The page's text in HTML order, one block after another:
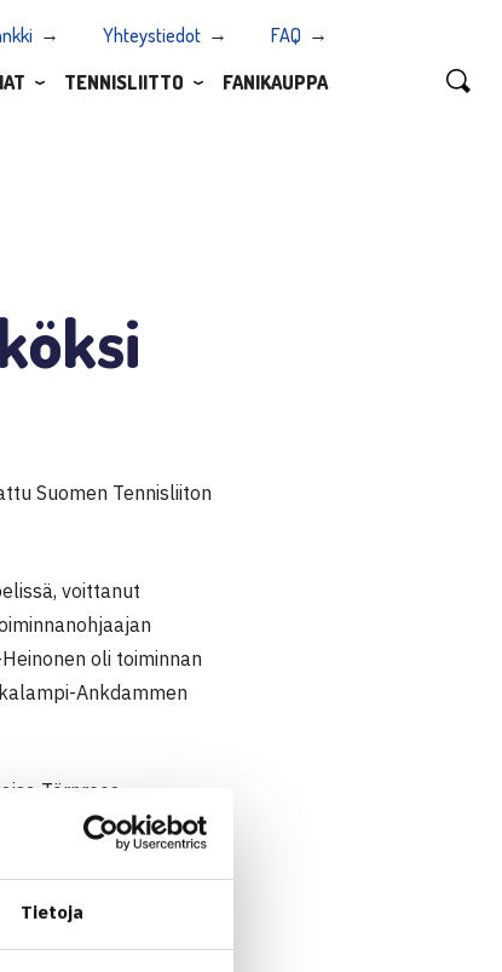
Tietoja
Yhteystiedot
FAQ
TENNISLIITTO FANIKAUPPA
Suomen Tennisliiton
voittanut
oli toiminnan
Ankdammen
Törnroos-
Aktiivisen